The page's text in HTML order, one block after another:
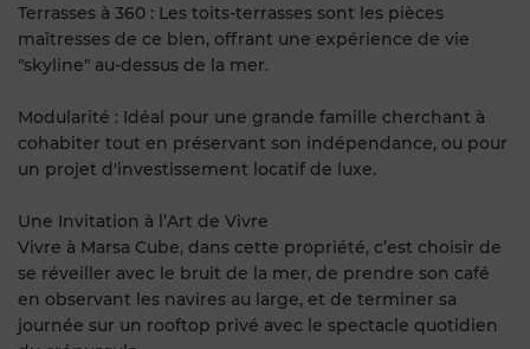
Terrasses à 360 : Les toits-terrasses sont les pièces
maîtresses de ce bien, offrant une expérience de vie
"skyline" au-dessus de la mer.
Modularité : Idéal pour une grande famille cherchant à
cohabiter tout en préservant son indépendance, ou pour
un projet d'investissement locatif de luxe.
Une Invitation à l’Art de Vivre
Vivre à Marsa Cube, dans cette propriété, c’est choisir de
se réveiller avec le bruit de la mer, de prendre son café
en observant les navires au large, et de terminer sa
journée sur un rooftop privé avec le spectacle quotidien